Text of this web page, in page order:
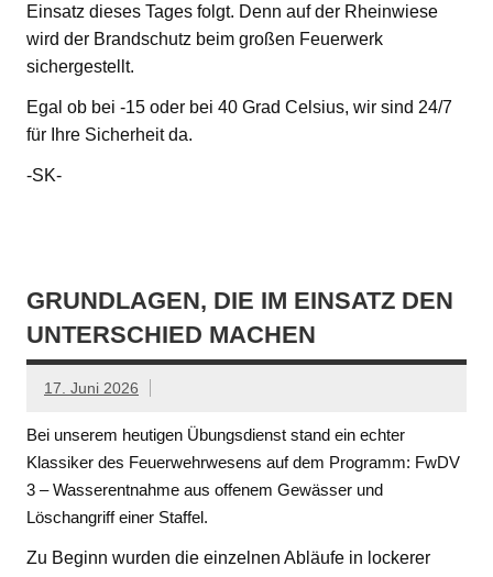
Einsatz dieses Tages folgt. Denn auf der Rheinwiese
wird der Brandschutz beim großen Feuerwerk
sichergestellt.
Egal ob bei -15 oder bei 40 Grad Celsius, wir sind 24/7
für Ihre Sicherheit da.
-SK-
GRUNDLAGEN, DIE IM EINSATZ DEN
UNTERSCHIED MACHEN
17. Juni 2026
Bei unserem heutigen Übungsdienst stand ein echter
Klassiker des Feuerwehrwesens auf dem Programm: FwDV
3 – Wasserentnahme aus offenem Gewässer und
Löschangriff einer Staffel.
Zu Beginn wurden die einzelnen Abläufe in lockerer